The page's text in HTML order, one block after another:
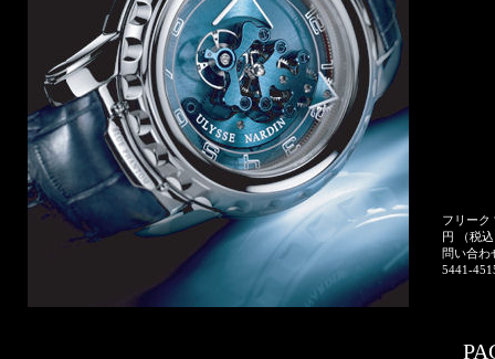
フリーク
円 （税
問い合
5441-